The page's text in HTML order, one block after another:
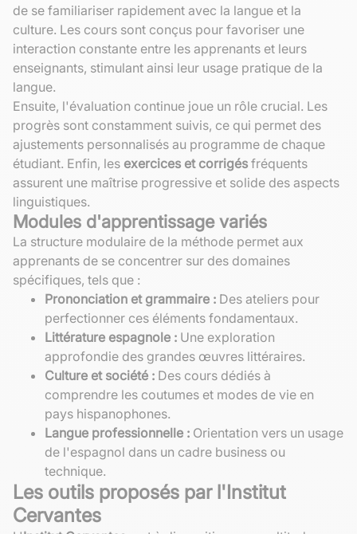
de se familiariser rapidement avec la langue et la
culture. Les cours sont conçus pour favoriser une
interaction constante entre les apprenants et leurs
enseignants, stimulant ainsi leur usage pratique de la
langue.
Ensuite, l'évaluation continue joue un rôle crucial. Les
progrès sont constamment suivis, ce qui permet des
ajustements personnalisés au programme de chaque
étudiant. Enfin, les exercices et corrigés fréquents
assurent une maîtrise progressive et solide des aspects
linguistiques.
Modules d'apprentissage variés
La structure modulaire de la méthode permet aux
apprenants de se concentrer sur des domaines
spécifiques, tels que :
Prononciation et grammaire : Des ateliers pour
perfectionner ces éléments fondamentaux.
Littérature espagnole : Une exploration
approfondie des grandes œuvres littéraires.
Culture et société : Des cours dédiés à
comprendre les coutumes et modes de vie en
pays hispanophones.
Langue professionnelle : Orientation vers un usage
de l'espagnol dans un cadre business ou
technique.
Les outils proposés par l'Institut
Cervantes